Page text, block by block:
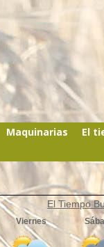
Maquinarias El
El Tiempo